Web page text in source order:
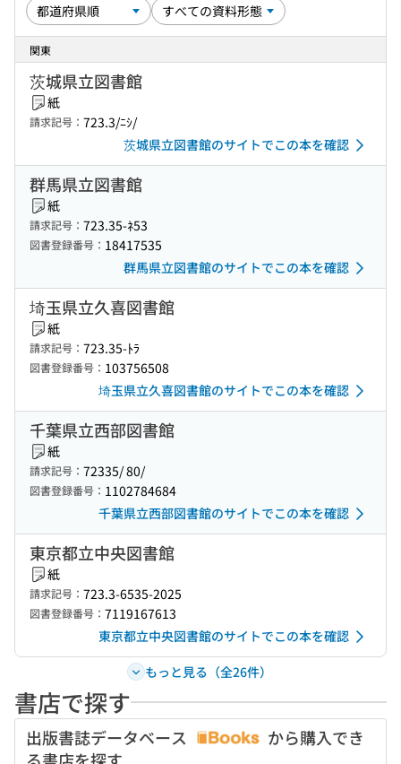
関東
茨城県立図書館
紙
請求記号： 723.3/ﾆｼ/
茨城県立図書館のサイトでこの本を確認
群馬県立図書館
紙
請求記号： 723.35-ﾈ53
図書登録番号： 18417535
群馬県立図書館のサイトでこの本を確認
埼玉県立久喜図書館
紙
請求記号： 723.35-ﾄﾗ
図書登録番号： 103756508
埼玉県立久喜図書館のサイトでこの本を確認
千葉県立西部図書館
紙
請求記号： 72335/ 80/
図書登録番号： 1102784684
千葉県立西部図書館のサイトでこの本を確認
東京都立中央図書館
紙
請求記号： 723.3-6535-2025
図書登録番号： 7119167613
東京都立中央図書館のサイトでこの本を確認
もっと見る（全26件）
書店で探す
出版書誌データベース
から購入でき